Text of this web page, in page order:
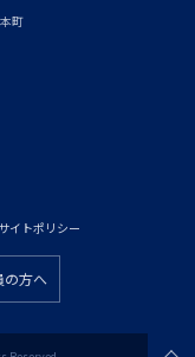
町
サイトポリシー
の方へ